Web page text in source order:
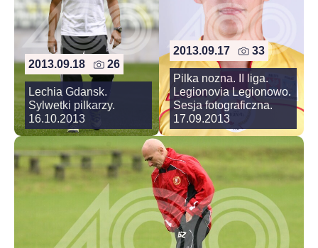
2013.09.18 26
Lechia Gdansk.
Sylwetki pilkarzy.
16.10.2013
2013.09.17 33
Pilka nozna. II liga.
Legionovia Legionowo.
Sesja fotograficzna.
17.09.2013